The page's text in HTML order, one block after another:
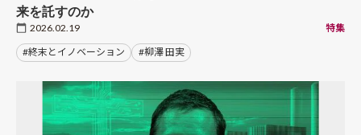
来を託すのか
2026.02.19 特集
#終末とイノベーション #柳澤 田実